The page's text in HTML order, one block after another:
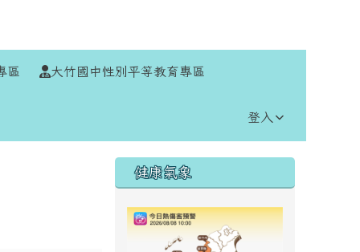
區 大竹國中性別平等教育專區
登入
右邊區域內容
健康氣象